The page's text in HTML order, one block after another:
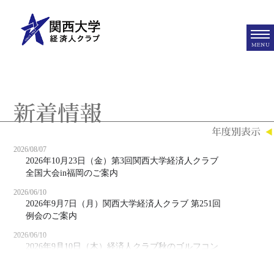
MENU
新着情報
年度別表示
2026/08/07
2026年10月23日（金）第3回関西大学経済人クラブ
全国大会in福岡のご案内
2026/06/10
2026年9月7日（月）関西大学経済人クラブ 第251回
例会のご案内
2026/06/10
2026年9月10日（木）経済人クラブ秋のゴルフコン